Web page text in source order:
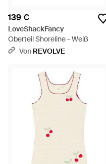
139 €
LoveShackFancy
Oberteil Shoreline - Weiß
Von REVOLVE